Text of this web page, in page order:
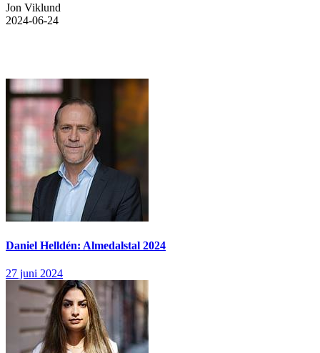
Jon Viklund
2024-06-24
Daniel Helldén: Almedalstal 2024
27 juni 2024